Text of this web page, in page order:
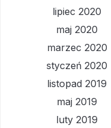
lipiec 2020
maj 2020
marzec 2020
styczeń 2020
listopad 2019
maj 2019
luty 2019